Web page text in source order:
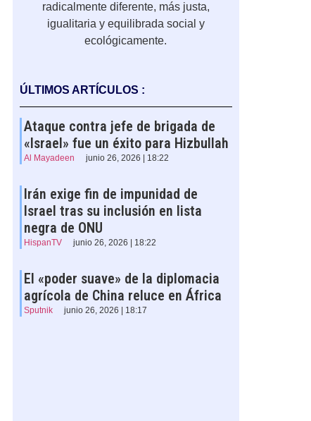
radicalmente diferente, más justa,
igualitaria y equilibrada social y
ecológicamente.
ÚLTIMOS ARTÍCULOS :
Ataque contra jefe de brigada de
«Israel» fue un éxito para Hizbullah
Al Mayadeen junio 26, 2026 | 18:22
Irán exige fin de impunidad de
Israel tras su inclusión en lista
negra de ONU
HispanTV junio 26, 2026 | 18:22
El «poder suave» de la diplomacia
agrícola de China reluce en África
Sputnik junio 26, 2026 | 18:17